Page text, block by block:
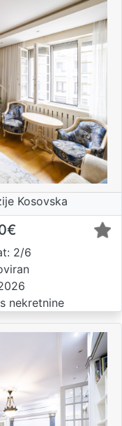
Kosovska
2/6
nekretnine